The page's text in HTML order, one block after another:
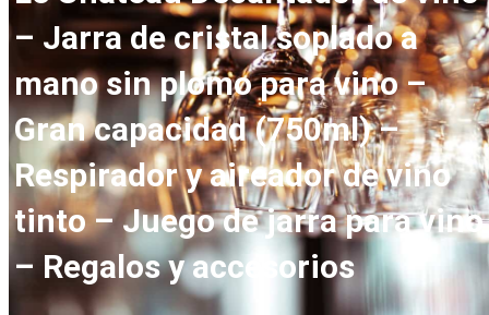
– Jarra de cristal soplado a
mano sin plomo para vino –
Gran capacidad (750ml) –
Respirador y aireador de vino
tinto – Juego de jarra para vino
– Regalos y accesorios